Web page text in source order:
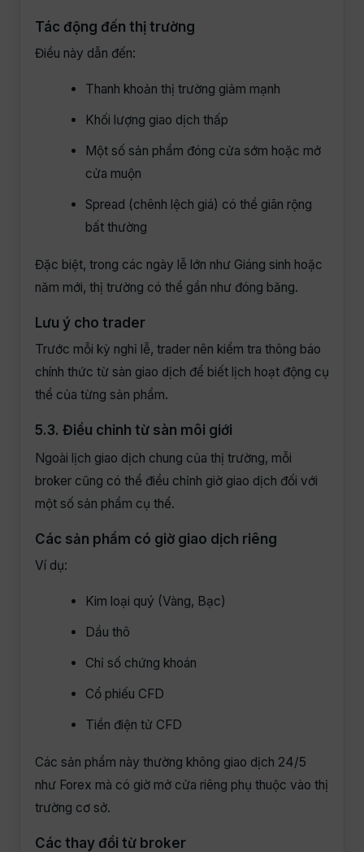
Tác động đến thị trường
Điều này dẫn đến:
Thanh khoản thị trường giảm mạnh
Khối lượng giao dịch thấp
Một số sản phẩm đóng cửa sớm hoặc mở
cửa muộn
Spread (chênh lệch giá) có thể giãn rộng
bất thường
Đặc biệt, trong các ngày lễ lớn như Giáng sinh hoặc
năm mới, thị trường có thể gần như đóng băng.
Lưu ý cho trader
Trước mỗi kỳ nghỉ lễ, trader nên kiểm tra thông báo
chính thức từ sàn giao dịch để biết lịch hoạt động cụ
thể của từng sản phẩm.
5.3. Điều chỉnh từ sàn môi giới
Ngoài lịch giao dịch chung của thị trường, mỗi
broker cũng có thể điều chỉnh giờ giao dịch đối với
một số sản phẩm cụ thể.
Các sản phẩm có giờ giao dịch riêng
Ví dụ:
Kim loại quý (Vàng, Bạc)
Dầu thô
Chỉ số chứng khoán
Cổ phiếu CFD
Tiền điện tử CFD
Các sản phẩm này thường không giao dịch 24/5
như Forex mà có giờ mở cửa riêng phụ thuộc vào thị
trường cơ sở.
Các thay đổi từ broker